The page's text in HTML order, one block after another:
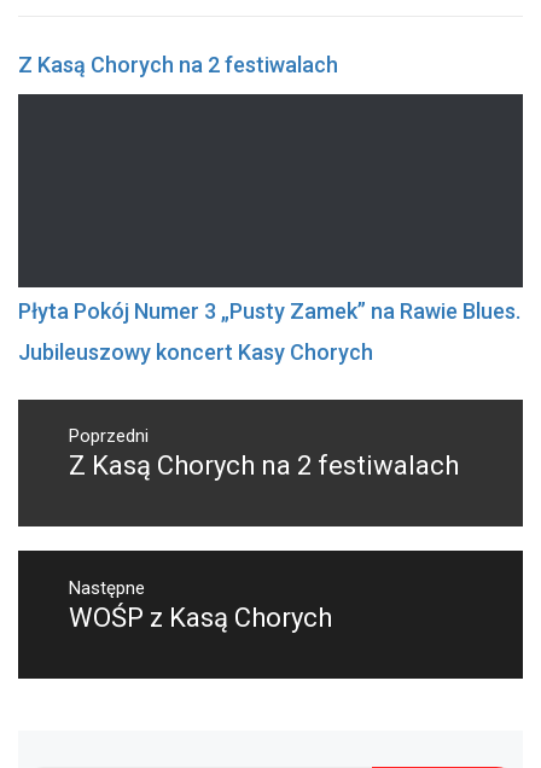
Z Kasą Chorych na 2 festiwalach
Płyta Pokój Numer 3 „Pusty Zamek” na Rawie Blues.
Jubileuszowy koncert Kasy Chorych
Nawigacja
wpisuPoprzedni
Poprzedni
Z Kasą Chorych na 2 festiwalach
Następne
Następny
WOŚP z Kasą Chorych